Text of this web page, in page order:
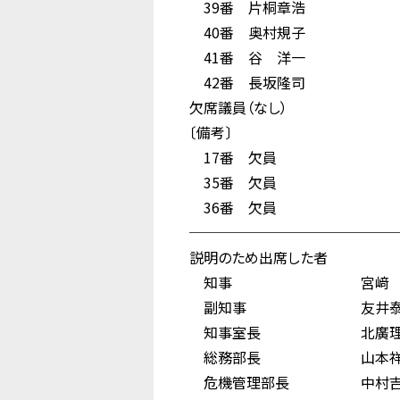
39番 片桐章浩
40番 奥村規子
41番 谷 洋一
42番 長坂隆司
欠席議員（なし）
〔備考〕
17番 欠員
35番 欠員
36番 欠員
説明のため出席した者
知事 宮﨑
副知事 友井泰
知事室長 北廣理
総務部長 山本祥
危機管理部長 中村吉